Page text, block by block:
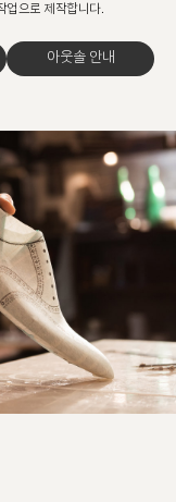
업으로 제작합니다.
아웃솔 안내